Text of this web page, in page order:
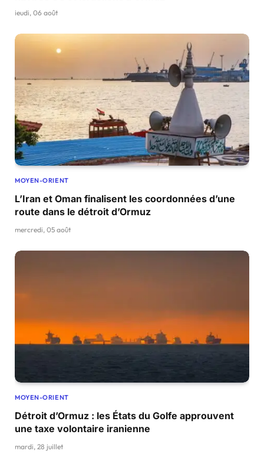
jeudi, 06 août
MOYEN-ORIENT
L’Iran et Oman finalisent les coordonnées d’une
route dans le détroit d’Ormuz
mercredi, 05 août
MOYEN-ORIENT
Détroit d’Ormuz : les États du Golfe approuvent
une taxe volontaire iranienne
mardi, 28 juillet